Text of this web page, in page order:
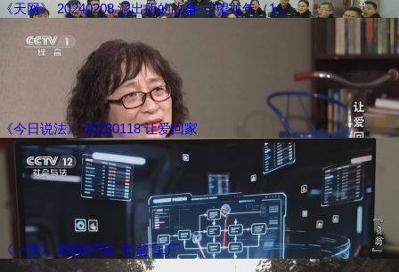
《天网》 20240208 派出所的故事·守望龙年（1）
《今日说法》 20230118 让爱回家
《一线》 20260731 “负翁”工厂